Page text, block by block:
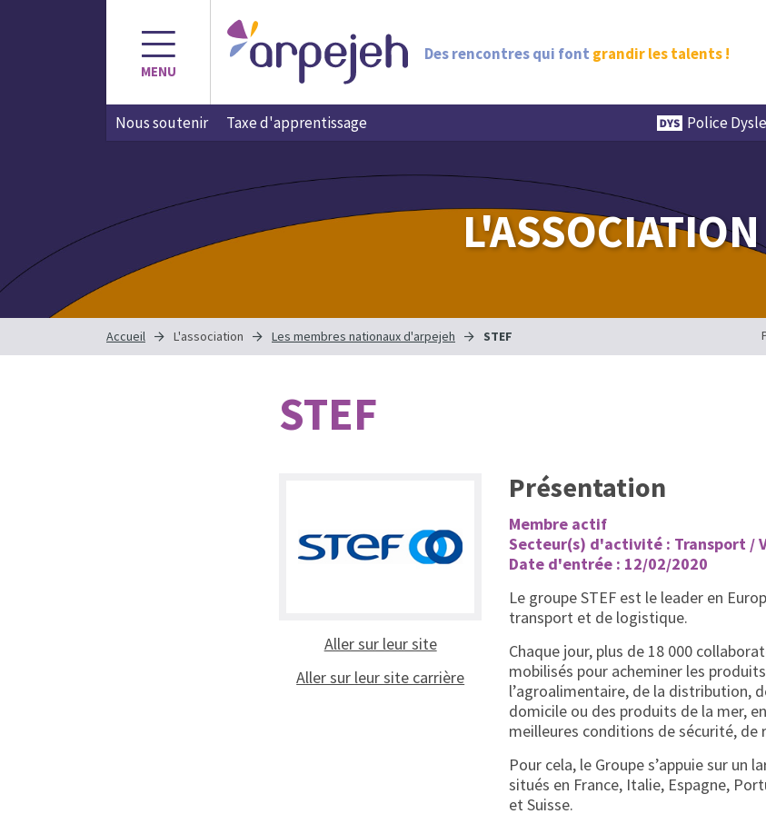
MENU
Des rencontres qui font grandir les talents !
Nous soutenir Taxe d'apprentissage Police
L'ASSOCIATION
Accueil L'association Les membres nationaux d'arpejeh STEF
STEF
Aller sur leur site(ouvrir dans un nouvel onglet)
Aller sur leur site carrière(ouvrir dans un nouvel onglet)
Présentation
Membre actif
Secteur(s) d'activité : Transport /
Date d'entrée : 12/02/2020
Le groupe STEF est le leader en
transport et de logistique.
Chaque jour, plus de 18 000
mobilisés pour acheminer les
l’agroalimentaire, de la distribution,
domicile ou des produits de la mer,
meilleures conditions de sécurité,
Pour cela, le Groupe s’appuie sur un
situés en France, Italie, Espagne,
et Suisse.